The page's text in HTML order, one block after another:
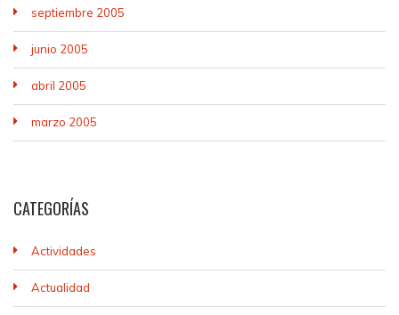
septiembre 2005
junio 2005
abril 2005
marzo 2005
CATEGORÍAS
Actividades
Actualidad